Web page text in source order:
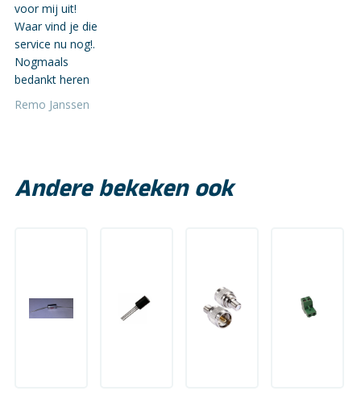
voor mij uit!
Waar vind je die
service nu nog!.
Nogmaals
bedankt heren
Remo Janssen
Andere bekeken ook